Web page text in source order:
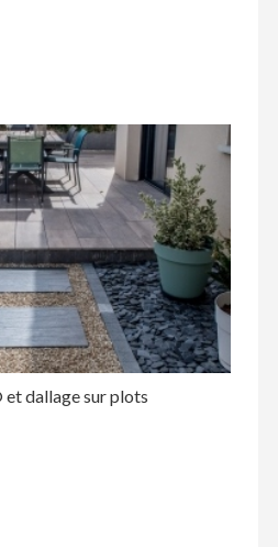
dallage sur plots